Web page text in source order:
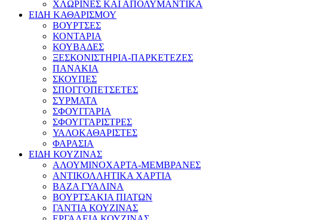
ΧΛΩΡΙΝΕΣ ΚΑΙ ΑΠΟΛΥΜΑΝΤΙΚΑ
ΕΙΔΗ ΚΑΘΑΡΙΣΜΟΥ
ΒΟΥΡΤΣΕΣ
ΚΟΝΤΑΡΙΑ
ΚΟΥΒΑΔΕΣ
ΞΕΣΚΟΝΙΣΤΗΡΙΑ-ΠΑΡΚΕΤΕΖΕΣ
ΠΑΝΑΚΙΑ
ΣΚΟΥΠΕΣ
ΣΠΟΓΓΟΠΕΤΣΕΤΕΣ
ΣΥΡΜΑΤΑ
ΣΦΟΥΓΓΑΡΙΑ
ΣΦΟΥΓΓΑΡΙΣΤΡΕΣ
ΥΑΛΟΚΑΘΑΡΙΣΤΕΣ
ΦΑΡΑΣΙΑ
ΕΙΔΗ ΚΟΥΖΙΝΑΣ
ΑΛΟΥΜΙΝΟΧΑΡΤΑ-ΜΕΜΒΡΑΝΕΣ
ΑΝΤΙΚΟΛΛΗΤΙΚΑ ΧΑΡΤΙΑ
ΒΑΖΑ ΓΥΑΛΙΝΑ
ΒΟΥΡΤΣΑΚΙΑ ΠΙΑΤΩΝ
ΓΑΝΤΙΑ ΚΟΥΖΙΝΑΣ